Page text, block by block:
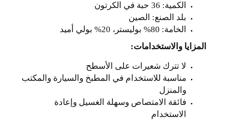
الكمية: 36 حبة في الكرتون
بلد الصنع: الصين
الخامة: 80% بوليستر، 20% بولي أميد
المزايا والاستخدامات:
لا تترك شعيرات على الأسطح
مناسبة للاستخدام في المطبخ والسيارة والمكتب
والمنزل
فائقة الامتصاص وسهلة الغسيل وإعادة
الاستخدام